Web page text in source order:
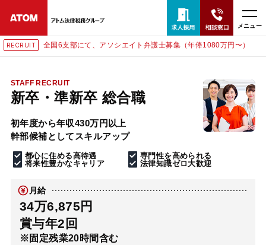
メニュー
RECRUIT 全国6支部にて、アソシエイト弁護士募集（年俸1080万円〜）
STAFF RECRUIT
新卒・準新卒 総合職
初年度から年収430万円以上
幹部候補としてスキルアップ
都心に住める高待遇
専門性を高められる
将来性豊かなキャリア
法律知識ゼロ大歓迎
月給
34万6,875円
賞与年2回
※固定残業20時間含む
24時間365日全国対応
無料相談窓口はこちら
電話・LINE・メールで相談予約受付中
ホーム
解決実績